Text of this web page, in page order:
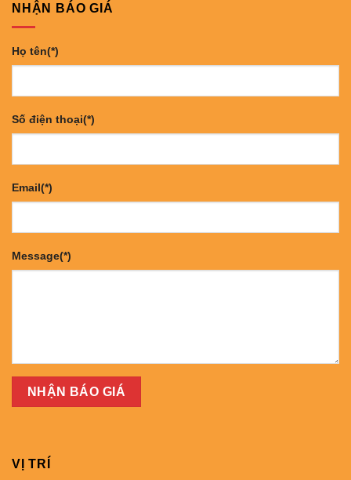
NHẬN BÁO GIÁ
Họ tên(*)
Số điện thoại(*)
Email(*)
Message(*)
VỊ TRÍ